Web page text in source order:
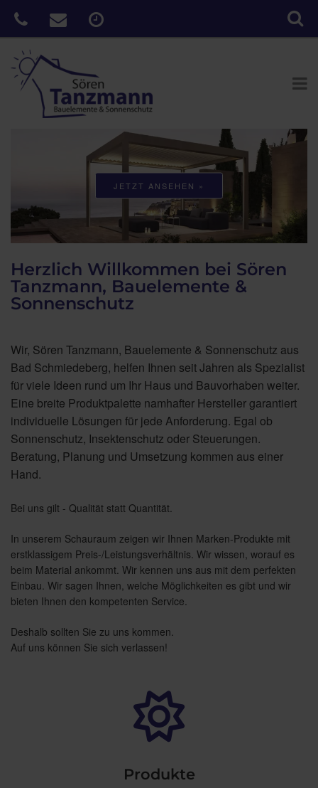
JETZT ANSEHEN »
Herzlich Willkommen bei Sören
Tanzmann, Bauelemente &
Sonnenschutz
Wir, Sören Tanzmann, Bauelemente & Sonnenschutz aus
Bad Schmiedeberg, helfen Ihnen seit Jahren als Spezialist
für viele Ideen rund um Ihr Haus und Bauvorhaben weiter.
Eine breite Produktpalette namhafter Hersteller garantiert
individuelle Lösungen für jede Anforderung. Egal ob
Sonnenschutz, Insektenschutz oder Steuerungen.
Beratung, Planung und Umsetzung kommen aus einer
Hand.
Bei uns gilt - Qualität statt Quantität.
In unserem Schauraum zeigen wir Ihnen Marken-Produkte mit
erstklassigem Preis-/Leistungsverhältnis. Wir wissen, worauf es
beim Material ankommt. Wir kennen uns aus mit dem perfekten
Einbau. Wir sagen Ihnen, welche Möglichkeiten es gibt und wir
bieten Ihnen den kompetenten Service.
Deshalb sollten Sie zu uns kommen.
Auf uns können Sie sich verlassen!
Produkte